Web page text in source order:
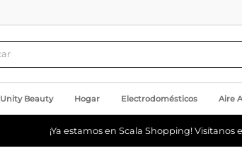
Unity Beauty Hogar Electrodomésticos Aire
¡Ya estamos en Scala Shopping!